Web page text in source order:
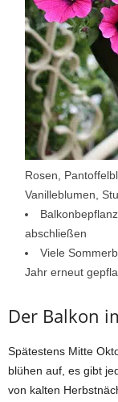
Rosen,
Vanilleblumen,
abschließen
Viele
Jahr erneut
Der Balkon
Spätestens Mitte
blühen auf, es gibt
von kalten